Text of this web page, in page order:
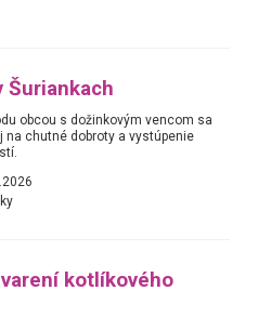
Šuriankach
obcou s dožinkovým vencom sa
na chutné dobroty a vystúpenie
kotlíkového